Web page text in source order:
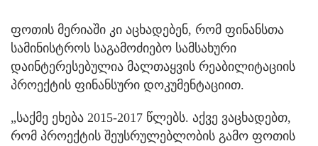
ფოთის მერიაში კი აცხადებენ, რომ ფინანსთა
სამინისტროს საგამოძიებო სამსახური
დაინტერესებულია მალთაყვის რეაბილიტაციის
პროექტის ფინანსური დოკუმენტაციით.
„საქმე ეხება 2015-2017 წლებს. აქვე ვაცხადებთ,
რომ პროექტის შეუსრულებლობის გამო ფოთის